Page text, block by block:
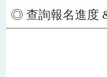
◎ 查詢報名進度